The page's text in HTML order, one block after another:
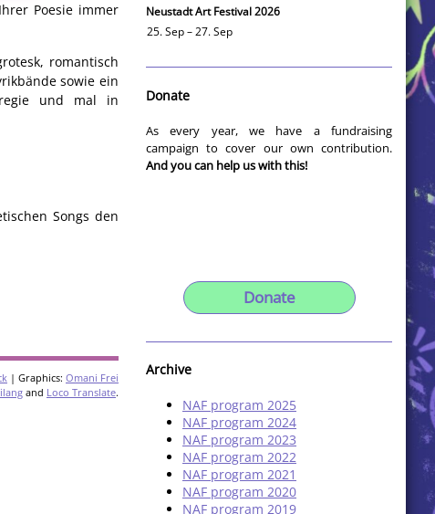
Poesie immer
romantisch
sowie ein
und mal in
Songs den
| Graphics: Omani Frei
and Loco Translate.
Neustadt Art Festival 2026
25. Sep – 27. Sep
Donate
As every year, we have a fundraising
campaign to cover our own contribution.
And you can help us with this!
Donate
Archive
NAF program 2025
NAF program 2024
NAF program 2023
NAF program 2022
NAF program 2021
NAF program 2020
NAF program 2019